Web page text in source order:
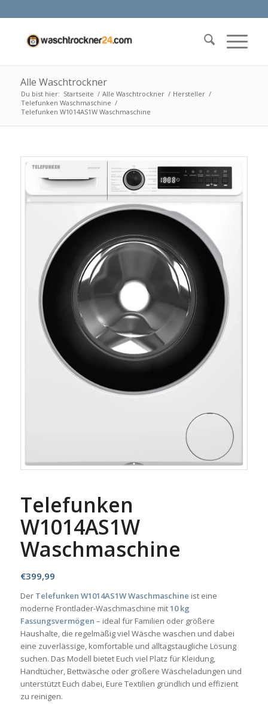
Alle Waschtrockner
Du bist hier: Startseite / Alle Waschtrockner / Hersteller /
Telefunken Waschmaschine /
Telefunken W1014AS1W Waschmaschine
Telefunken
W1014AS1W
Waschmaschine
€399,99
Der Telefunken W1014AS1W Waschmaschine ist eine
moderne Frontlader-Waschmaschine mit10 kg
Fassungsvermögen – ideal für Familien oder größere
Haushalte, die regelmäßig viel Wäsche waschen und dabei
eine zuverlässige, komfortable und alltagstaugliche Lösung
suchen. Das Modell bietet Euch viel Platz für Kleidung,
Handtücher, Bettwäsche oder größere Wäscheladungen und
unterstützt Euch dabei, Eure Textilien gründlich und effizient
zu reinigen.